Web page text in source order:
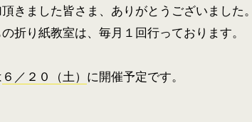
きました皆さま、ありがとうございました。
折り紙教室は、毎月１回行っております。
６／２０（土） に開催予定です。